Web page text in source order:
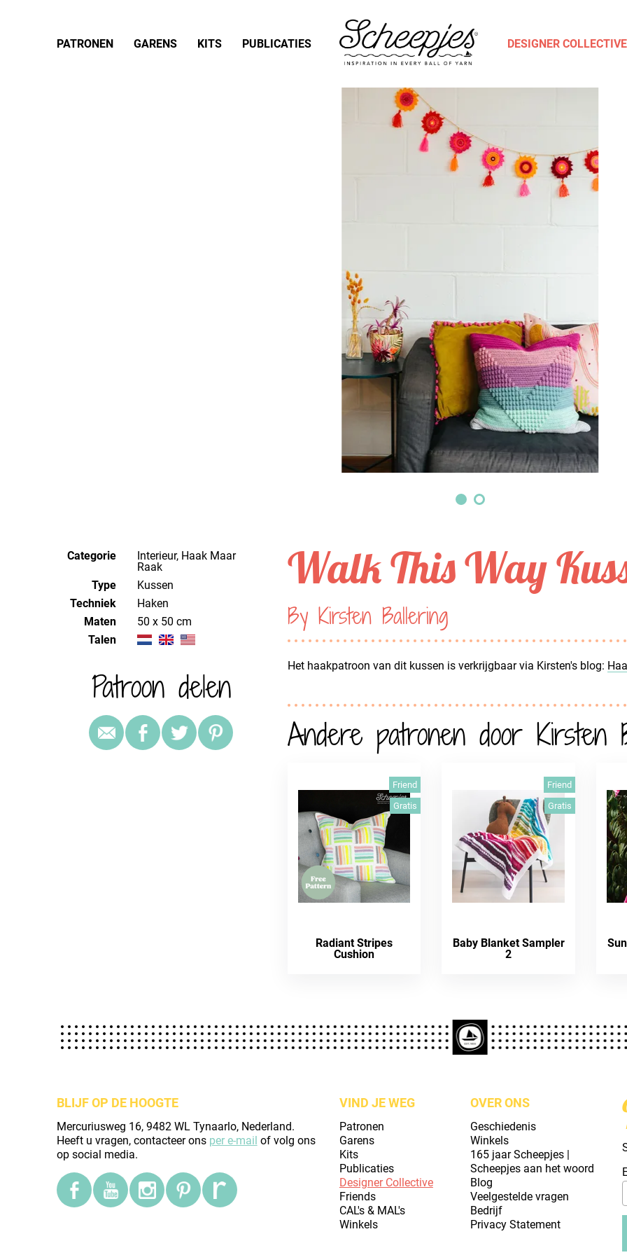
Categorie
Interieur, Haak Maar
Raak
Type
Kussen
Techniek
haken
Maten
50 x 50 cm
Talen
Patroon delen
Walk This Way
By Kirsten Ballering
Het haakpatroon van dit kussen is verkrijgbaar via Kirsten's blog:
Andere patronen door Kirsten
Friend
Gratis
Radiant Stripes
Cushion
Friend
Gratis
Baby Blanket Sampler
2
BLIJF OP DE HOOGTE
Mercuriusweg 16, 9482 WL Tynaarlo, Nederland.
Heeft u vragen, contacteer ons per e-mail of volg ons
op social media.
VIND JE WEG
Patronen
Garens
Kits
Publicaties
Designer Collective
Friends
CAL's & MAL's
Winkels
OVER ONS
Geschiedenis
Winkels
165 jaar Scheepjes |
Scheepjes aan het woord
Blog
Veelgestelde vragen
Bedrijf
Privacy Statement
PATRONEN GARENS KITS PUBLICATIES DESIGNER COLLECTIVE